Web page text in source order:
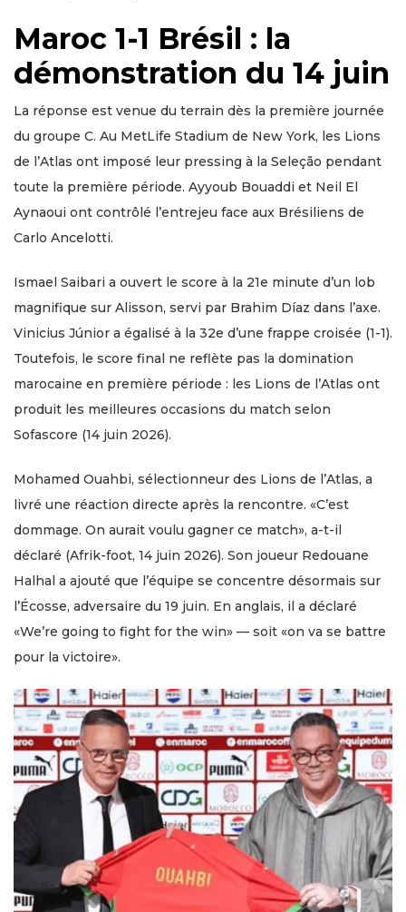
Maroc 1-1 Brésil : la
démonstration du 14 juin
La réponse est venue du terrain dès la première journée
du groupe C. Au MetLife Stadium de New York, les Lions
de l’Atlas ont imposé leur pressing à la Seleção pendant
toute la première période. Ayyoub Bouaddi et Neil El
Aynaoui ont contrôlé l’entrejeu face aux Brésiliens de
Carlo Ancelotti.
Ismael Saibari a ouvert le score à la 21e minute d’un lob
magnifique sur Alisson, servi par Brahim Díaz dans l’axe.
Vinicius Júnior a égalisé à la 32e d’une frappe croisée (1-1).
Toutefois, le score final ne reflète pas la domination
marocaine en première période : les Lions de l’Atlas ont
produit les meilleures occasions du match selon
Sofascore (14 juin 2026).
Mohamed Ouahbi, sélectionneur des Lions de l’Atlas, a
livré une réaction directe après la rencontre. «C’est
dommage. On aurait voulu gagner ce match», a-t-il
déclaré (Afrik-foot, 14 juin 2026). Son joueur Redouane
Halhal a ajouté que l’équipe se concentre désormais sur
l’Écosse, adversaire du 19 juin. En anglais, il a déclaré
«We’re going to fight for the win» — soit «on va se battre
pour la victoire».